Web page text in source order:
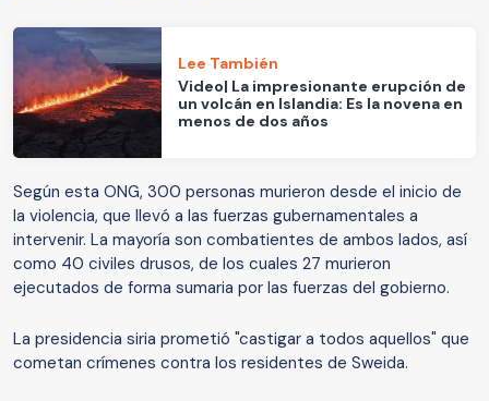
Lee También
Video| La impresionante erupción de
un volcán en Islandia: Es la novena en
menos de dos años
Según esta ONG, 300 personas murieron desde el inicio de
la violencia, que llevó a las fuerzas gubernamentales a
intervenir. La mayoría son combatientes de ambos lados, así
como 40 civiles drusos, de los cuales 27 murieron
ejecutados de forma sumaria por las fuerzas del gobierno.
La presidencia siria prometió "castigar a todos aquellos" que
cometan crímenes contra los residentes de Sweida.